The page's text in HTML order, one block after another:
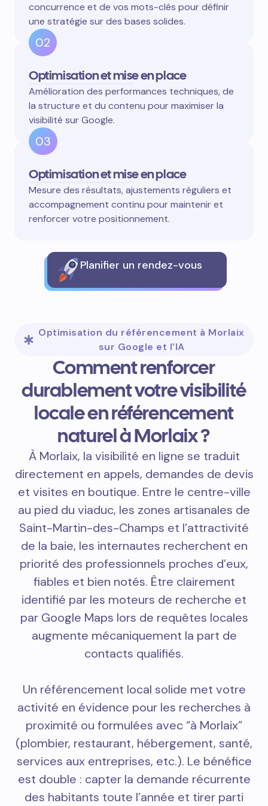
concurrence et de vos mots-clés pour définir
une stratégie sur des bases solides.
02
Optimisation et mise en place
Amélioration des performances techniques, de
la structure et du contenu pour maximiser la
visibilité sur Google.
03
Optimisation et mise en place
Mesure des résultats, ajustements réguliers et
accompagnement continu pour maintenir et
renforcer votre positionnement.
Planifier un rendez-vous
Optimisation du référencement à Morlaix
sur Google et l’IA
Comment renforcer
durablement votre visibilité
locale en référencement
naturel à Morlaix ?
À Morlaix, la visibilité en ligne se traduit
directement en appels, demandes de devis
et visites en boutique. Entre le centre-ville
au pied du viaduc, les zones artisanales de
Saint-Martin-des-Champs et l’attractivité
de la baie, les internautes recherchent en
priorité des professionnels proches d’eux,
fiables et bien notés. Être clairement
identifié par les moteurs de recherche et
par Google Maps lors de requêtes locales
augmente mécaniquement la part de
contacts qualifiés.
Un référencement local solide met votre
activité en évidence pour les recherches à
proximité ou formulées avec “à Morlaix”
(plombier, restaurant, hébergement, santé,
services aux entreprises, etc.). Le bénéfice
est double : capter la demande récurrente
des habitants toute l’année et tirer parti